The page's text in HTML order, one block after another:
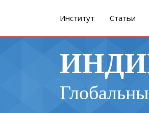
Институт Cтатьи